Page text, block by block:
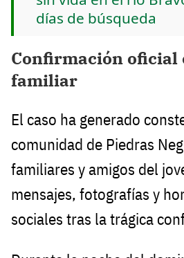
días de búsqueda
Confirmación oficial
familiar
El caso ha generado
comunidad de Piedras
familiares y amigos del
mensajes, fotografías y
sociales tras la trágica